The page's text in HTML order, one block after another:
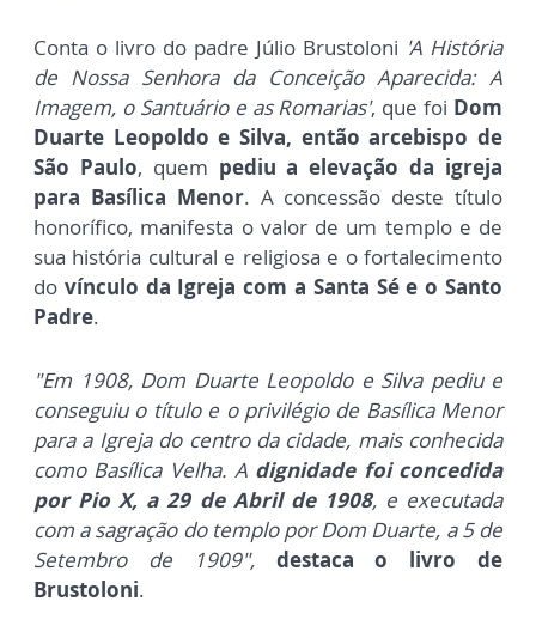
Conta o livro do padre Júlio Brustoloni 'A História
de Nossa Senhora da Conceição Aparecida: A
Imagem, o Santuário e as Romarias', que foi Dom
Duarte Leopoldo e Silva, então arcebispo de
São Paulo, quem pediu a elevação da igreja
para Basílica Menor. A concessão deste título
honorífico, manifesta o valor de um templo e de
sua história cultural e religiosa e o fortalecimento
do vínculo da Igreja com a Santa Sé e o Santo
Padre.
"Em 1908, Dom Duarte Leopoldo e Silva pediu e
conseguiu o título e o privilégio de Basílica Menor
para a Igreja do centro da cidade, mais conhecida
como Basílica Velha. A dignidade foi concedida
por Pio X, a 29 de Abril de 1908, e executada
com a sagração do templo por Dom Duarte, a 5 de
Setembro de 1909",
destaca o livro de
Brustoloni.